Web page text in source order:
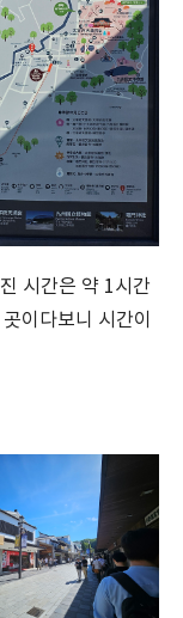
시간은 약 1시간
이다보니 시간이